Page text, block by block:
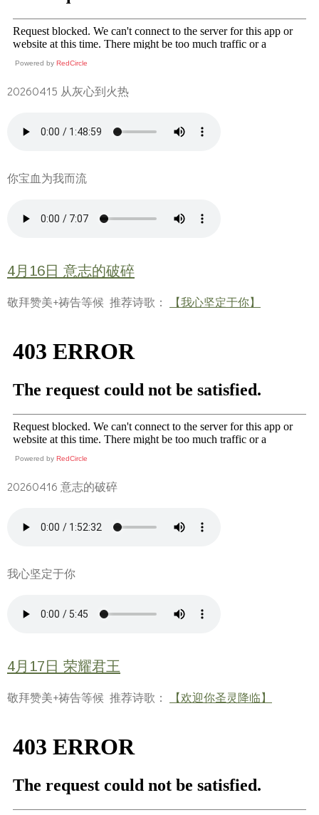
Powered by RedCircle
20260415 从灰心到火热
你宝血为我而流
4月16日 意志的破碎
敬拜赞美+祷告等候 推荐诗歌： 【我心坚定于你】
Powered by RedCircle
20260416 意志的破碎
我心坚定于你
4月17日 荣耀君王
敬拜赞美+祷告等候 推荐诗歌： 【欢迎你圣灵降临】